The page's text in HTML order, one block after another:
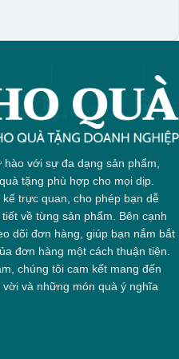
với sự đa dạng sản phẩm,
tặng phù hợp cho mọi dịp.
trực quan, cho phép bạn dễ
về từng sản phẩm. Bên cạnh
dõi đơn hàng, giúp bạn nắm bắt
đơn hàng một cách thuận tiện.
chúng tôi cam kết mang đến
và những món quà ý nghĩa